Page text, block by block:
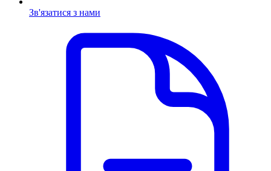
Зв'язатися з нами